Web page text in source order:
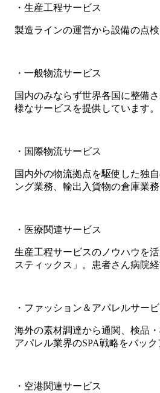
・生産工程サービス
製造ラインの運営から設備の点
・一般物流サービス
国内のみならず世界各国に整備
様なサービスを提供しています。
・国際物流サービス
国内外の物流拠点を駆使した独
ング業務、輸出入貨物の倉庫業務
・医療関連サービス
生産工程サービスのノウハウを
スティックス」。患者さん病院
・ファッション＆アパレルサー
海外の素材調達から通関、検品
アパレル業界のSPA戦略をバック
・空港関連サービス